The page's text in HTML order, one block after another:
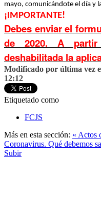
mayo, comunicándote el día y
¡IMPORTANTE!
Debes enviar el
de 2020. A
deshabilitada la
Modificado por última vez
12:12
Etiquetado como
FCJS
Más en esta sección: « Actos
Coronavirus. Qué debemos
Subir